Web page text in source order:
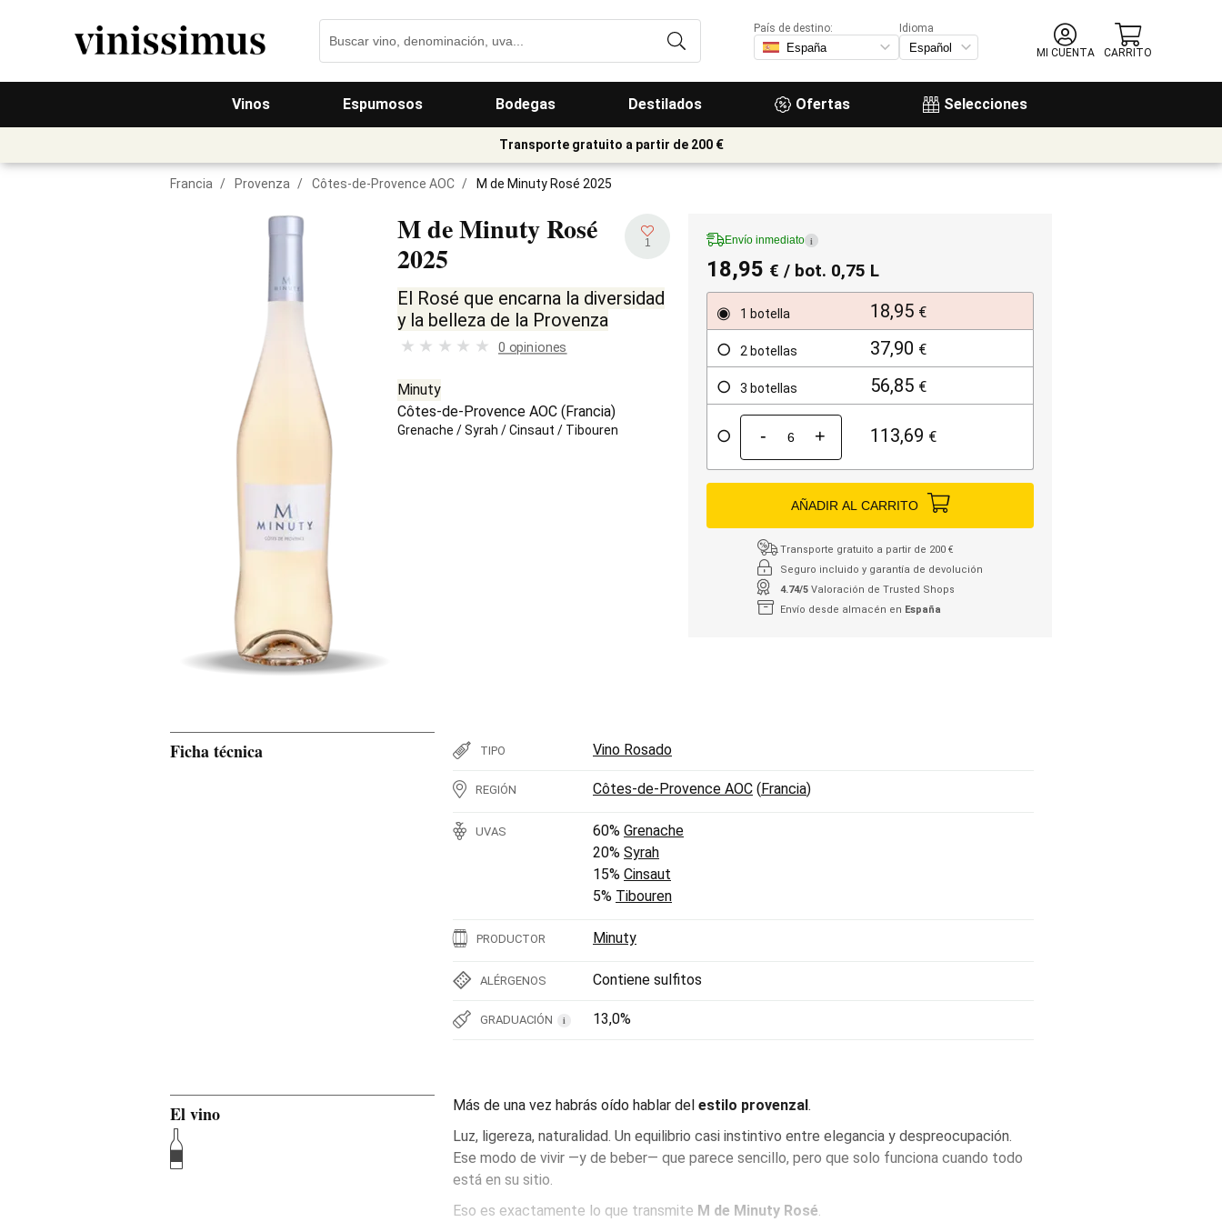
Vinos Espumosos Bodegas Destilados Ofertas Selecciones
País de destino:
Idioma
MI CUENTA
CARRITO
Transporte gratuito a partir de 200 €
Francia / Provenza / Côtes-de-Provence AOC / M de Minuty Rosé 2025
M de Minuty Rosé
2025
1
El Rosé que encarna la diversidad
y la belleza de la Provenza
0 opiniones
Minuty
Côtes-de-Provence AOC (Francia)
Grenache /Syrah /Cinsaut / Tibouren
Envío inmediato i
18,95 € / bot. 0,75 L
1 botella 18,95 €
2 botellas 37,90 €
3 botellas 56,85 €
- + 113,69 €
AÑADIR AL CARRITO
Transporte gratuito a partir de 200 €
Seguro incluido y garantía de devolución
4.74/5 Valoración de Trusted Shops
Envío desde almacén en España
Ficha técnica TIPO Vino Rosado
REGIÓN Côtes-de-Provence AOC (Francia)
UVAS 60% Grenache
20% Syrah
15% Cinsaut
5% Tibouren
PRODUCTOR Minuty
ALÉRGENOS Contiene sulfitos
GRADUACIÓN i 13,0%
El vino Más de una vez habrás oído hablar del estilo provenzal.
Luz, ligereza, naturalidad. Un equilibrio casi instintivo entre elegancia y despreocupación.
Ese modo de vivir —y de beber— que parece sencillo, pero que solo funciona cuando todo
está en su sitio.
Eso es exactamente lo que transmite M de Minuty Rosé.